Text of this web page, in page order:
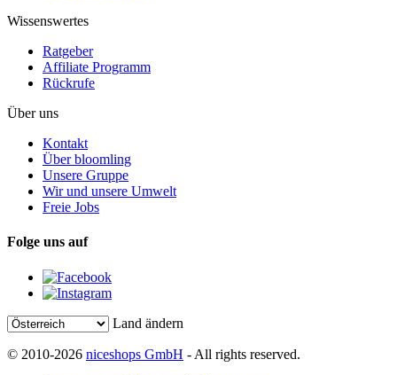
Wissenswertes
Ratgeber
Affiliate Programm
Rückrufe
Über uns
Kontakt
Über bloomling
Unsere Gruppe
Wir und unsere Umwelt
Freie Jobs
Folge uns auf
Land ändern
© 2010-2026 niceshops GmbH - All rights reserved.